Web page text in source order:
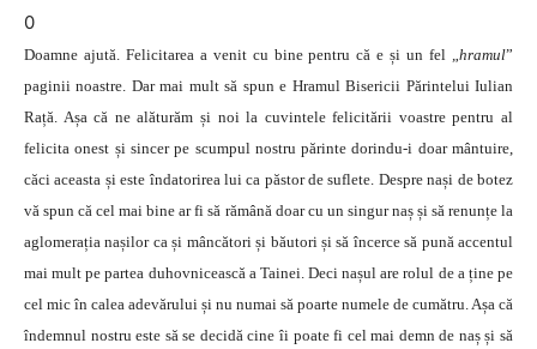
0
Doamne ajută. Felicitarea a venit cu bine pentru că e și un fel „hramul”
paginii noastre. Dar mai mult să spun e Hramul Bisericii Părintelui Iulian
Rață. Așa că ne alăturăm și noi la cuvintele felicitării voastre pentru al
felicita onest și sincer pe scumpul nostru părinte dorindu-i doar mântuire,
căci aceasta și este îndatorirea lui ca păstor de suflete. Despre nași de botez
vă spun că cel mai bine ar fi să rămână doar cu un singur naș și să renunțe la
aglomerația nașilor ca și mâncători și băutori și să încerce să pună accentul
mai mult pe partea duhovnicească a Tainei. Deci nașul are rolul de a ține pe
cel mic în calea adevărului și nu numai să poarte numele de cumătru. Așa că
îndemnul nostru este să se decidă cine îi poate fi cel mai demn de naș și să